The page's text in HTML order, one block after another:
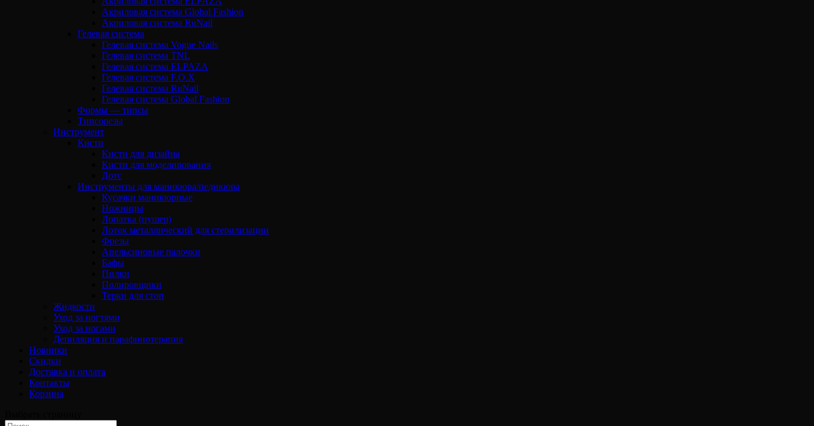
Акриловая система Global Fashion
Акриловая система RuNail
Гелевая система
Гелевая система Vogue Nails
Гелевая система TNL
Гелевая система ELPAZA
Гелевая система F.O.X
Гелевая система RuNail
Гелевая система Global Fashion
Формы — типсы
Типсорезы
Инструмент
Кисти
Кисти для дизайна
Кисти для моделирования
Дотс
Инструменты для маникюра/педикюра
Кусачки маникюрные
Ножницы
Лопатка (пушер)
Лоток металлический для стерилизации
Фрезы
Апельсиновые палочки
Бафы
Пилки
Полировщики
Терки для стоп
Жидкости
Уход за ногтями
Уход за ногами
Депиляция и парафинотерапия
Новинки
Скидки
Доставка и оплата
Контакты
Корзина